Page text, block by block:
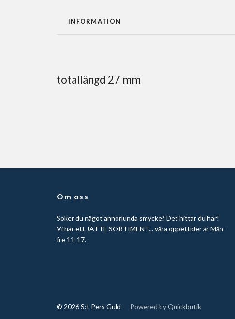
INFORMATION
totallängd 27 mm
Om oss
Söker du något annorlunda smycke? Det hittar du här!
Vi har ett JÄTTE SORTIMENT... våra öppettider är Mån-
fre 11-17.
© 2026 S:t Pers Guld Powered by Quickbutik